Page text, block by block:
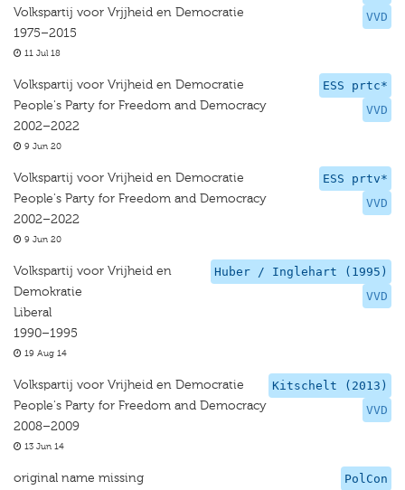
VVD
Volkspartij voor Vrjjheid en Democratie
1975–2015
11 Jul 18
ESS prtc*
VVD
Volkspartij voor Vrijheid en Democratie
People's Party for Freedom and Democracy
2002–2022
9 Jun 20
ESS prtv*
VVD
Volkspartij voor Vrijheid en Democratie
People's Party for Freedom and Democracy
2002–2022
9 Jun 20
Huber / Inglehart (1995)
VVD
Volkspartij voor Vrijheid en
Demokratie
Liberal
1990–1995
19 Aug 14
Kitschelt (2013)
VVD
Volkspartij voor Vrijheid en Democratie
People's Party for Freedom and Democracy
2008–2009
13 Jun 14
PolCon
original name missing